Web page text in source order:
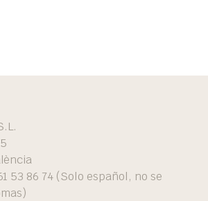
53 86 74 (Solo español, no se